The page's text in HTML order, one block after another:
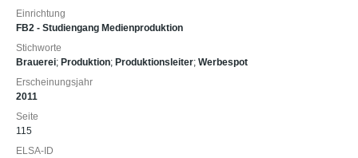
Einrichtung
FB2 - Studiengang Medienproduktion
Stichworte
Brauerei; Produktion; Produktionsleiter; Werbespot
Erscheinungsjahr
2011
Seite
115
ELSA-ID